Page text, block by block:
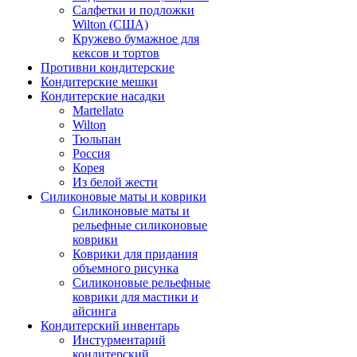
Салфетки и подложки
Wilton (США)
Кружево бумажное для
кексов и тортов
Противни кондитерские
Кондитерские мешки
Кондитерские насадки
Martellato
Wilton
Тюльпан
Россия
Корея
Из белой жести
Силиконовые маты и коврики
Силиконовые маты и
рельефные силиконовые
коврики
Коврики для придания
объемного рисунка
Силиконовые рельефные
коврики для мастики и
айсинга
Кондитерский инвентарь
Инстурментарий
кондитерский